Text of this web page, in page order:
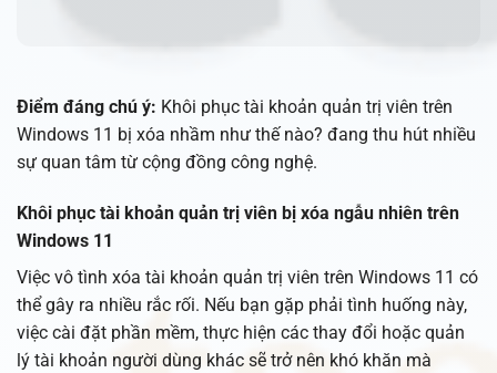
Điểm đáng chú ý: Khôi phục tài khoản quản trị viên trên
Windows 11 bị xóa nhầm như thế nào? đang thu hút nhiều
sự quan tâm từ cộng đồng công nghệ.
Khôi phục tài khoản quản trị viên bị xóa ngẫu nhiên trên
Windows 11
Việc vô tình xóa tài khoản quản trị viên trên Windows 11 có
thể gây ra nhiều rắc rối. Nếu bạn gặp phải tình huống này,
việc cài đặt phần mềm, thực hiện các thay đổi hoặc quản
lý tài khoản người dùng khác sẽ trở nên khó khăn mà